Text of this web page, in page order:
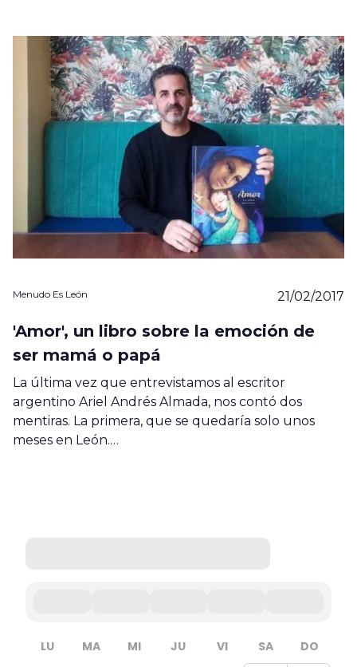
Menudo Es León 21/02/2017
'Amor', un libro sobre la emoción de
ser mamá o papá
La última vez que entrevistamos al escritor
argentino Ariel Andrés Almada, nos contó dos
mentiras. La primera, que se quedaría solo unos
meses en León.…
LU MA MI JU VI SA DO